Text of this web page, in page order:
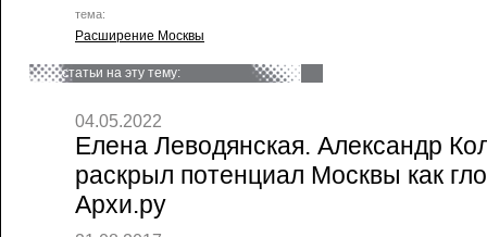
тема:
Расширение Москвы
статьи на эту тему:
04.05.2022
Елена Леводянская. Александр
раскрыл потенциал Москвы как
Архи.ру